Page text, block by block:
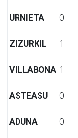
URNIETA 0
ZIZURKIL 1
VILLABONA 1
ASTEASU 0
ADUNA 0